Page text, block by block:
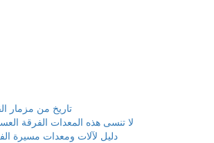
تاريخ من مزمار
لا تنسى هذه المعدات الفرقة
دليل لآلات ومعدات مسيرة